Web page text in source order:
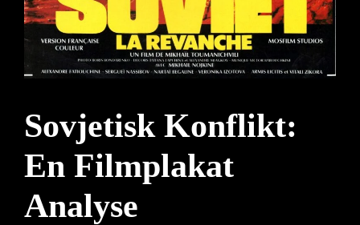
Sovjetisk Konflikt:
En Filmplakat
Analyse